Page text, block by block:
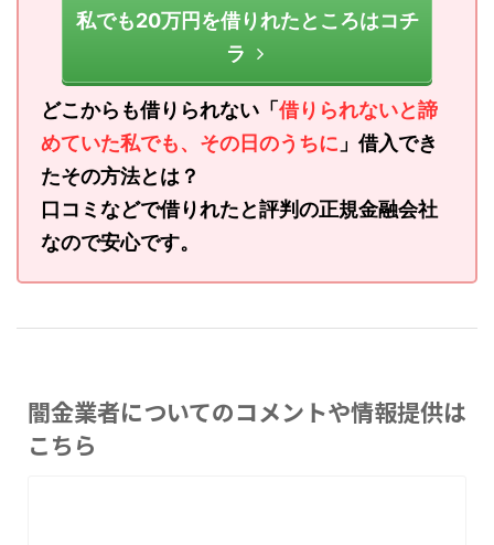
私でも20万円を借りれたところはコチ
ラ
どこからも借りられない「 借りられないと諦
めていた私でも、その日のうちに 」借入でき
たその方法とは？
口コミなどで借りれたと評判の正規金融会社
なので安心です。
闇金業者についてのコメントや情報提供は
こちら